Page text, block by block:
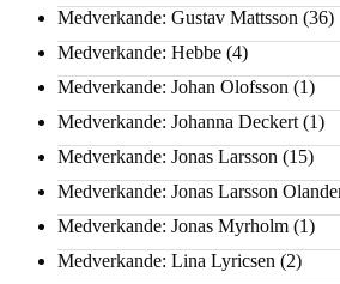
Medverkande: Gustav Mattsson (36)
Medverkande: Hebbe (4)
Medverkande: Johan Olofsson (1)
Medverkande: Johanna Deckert (1)
Medverkande: Jonas Larsson (15)
Medverkande: Jonas Larsson
Medverkande: Jonas Myrholm (1)
Medverkande: Lina Lyricsen (2)